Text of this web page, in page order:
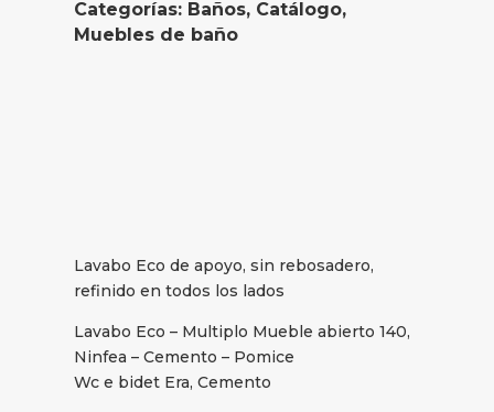
Categorías: Baños, Catálogo,
Muebles de baño
Lavabo Eco de apoyo, sin rebosadero,
refinido en todos los lados
Lavabo Eco – Multiplo Mueble abierto 140,
Ninfea – Cemento – Pomice
Wc e bidet Era, Cemento